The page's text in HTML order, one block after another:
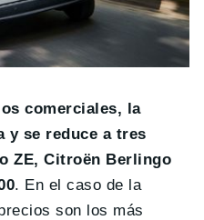
comerciales, la
y se reduce a tres
ZE, Citroën Berlingo
. En el caso de la
son los más